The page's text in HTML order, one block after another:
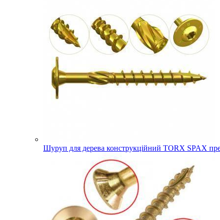
Шуруп для дерева конструкційний TORX SPAX